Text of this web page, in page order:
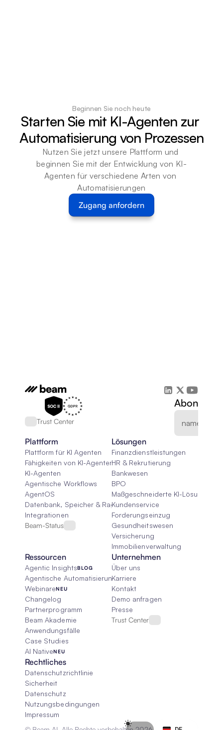
Beginnen Sie noch heute
Starten Sie mit KI-Agenten zur
Automatisierung von Prozessen
Nutzen Sie jetzt unsere Plattform und
beginnen Sie mit der Entwicklung von KI-
Agenten für verschiedene Arten von
Automatisierungen
Zugang anfordern
Trust Center
Plattform
Plattform für KI Agenten
Fähigkeiten von KI-Agenten
KI-Agenten
Agentische Workflows
AgentOS
Datenbank, Speicher & Rag
Integrationen
Beam-Status
Lösungen
Finanzdienstleistungen
HR & Rekrutierung
Bankwesen
BPO
Maßgeschneiderte KI-Lösungen
Kundenservice
Forderungseinzug
Gesundheitswesen
Versicherung
Immobilienverwaltung
Ressourcen
Agentic InsightsBLOG
Agentische Automatisierung 101
WebinareNEU
Changelog
Partnerprogramm
Beam Akademie
Anwendungsfälle
Case Studies
AI NativeNEU
Unternehmen
Über uns
Karriere
Kontakt
Demo anfragen
Presse
Trust Center
Rechtliches
Datenschutzrichtlinie
Sicherheit
Datenschutz
Nutzungsbedingungen
Impressum